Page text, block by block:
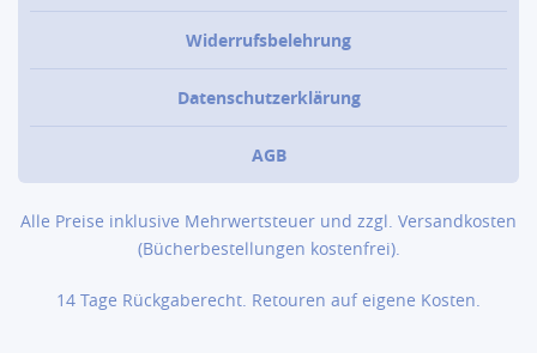
Widerrufsbelehrung
Datenschutzerklärung
AGB
Alle Preise inklusive Mehrwertsteuer und zzgl. Versandkosten
(Bücher­bestellungen kostenfrei).
14 Tage Rückgaberecht. Retouren auf eigene Kosten.